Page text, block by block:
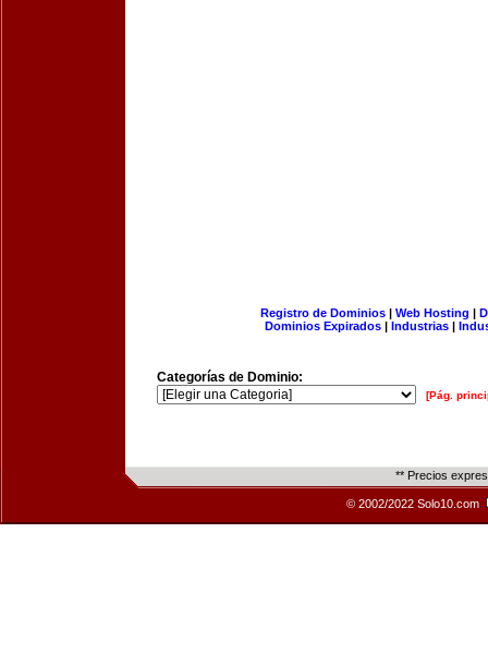
Registro de Dominios| Web Hosting |
Dominios Expirados | Industrias |
Categorías de Dominio:
[Pág.
** Precios
© 2002/2022 Solo10.com